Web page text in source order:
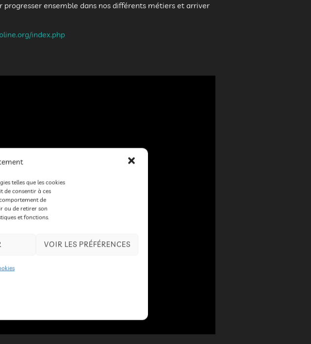
telles que les cookies
de consentir à ces
de
ou de retirer son
et fonctions.
VOIR LES PRÉFÉRENCES
progresser ensemble dans nos différents métiers et arriver
index.php